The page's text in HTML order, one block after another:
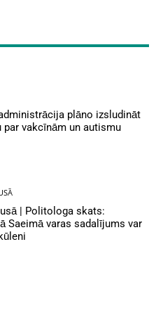
plāno izsludināt
par vakcīnām un autismu
| Politologa skats:
Saeimā varas sadalījums var